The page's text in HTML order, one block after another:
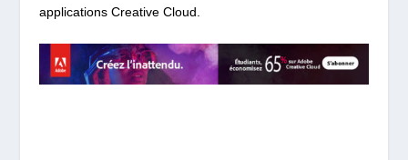
applications Creative Cloud.